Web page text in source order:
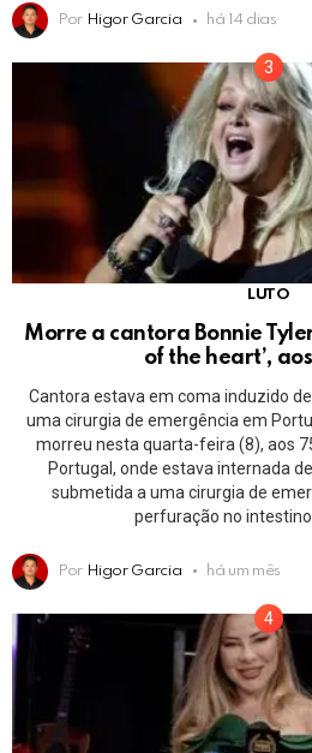
Por Higor Garcia há 14 dias
LUTO
Morre a cantora Bonnie
of the heart’,
Cantora estava em coma induzido
uma cirurgia de emergência em
morreu nesta quarta-feira (8), aos
Portugal, onde estava internada
submetida a uma cirurgia de
perfuração no intestino.
Por Higor Garcia há um mês